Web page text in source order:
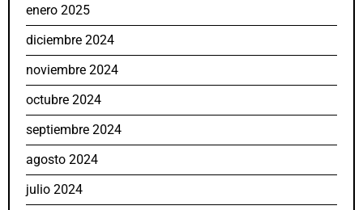
enero 2025
diciembre 2024
noviembre 2024
octubre 2024
septiembre 2024
agosto 2024
julio 2024